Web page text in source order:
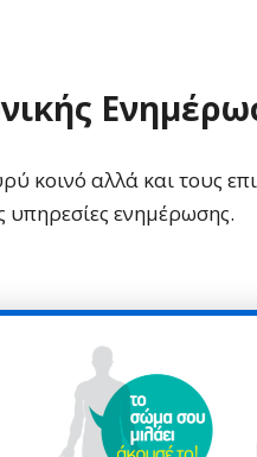
κοινό αλλά και τους
υπηρεσίες ενημέρωσης.